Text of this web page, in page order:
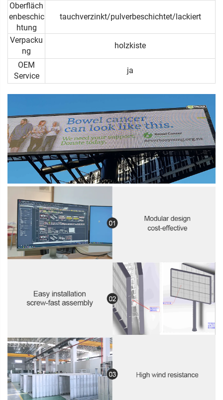
Oberfläch
enbeschic
htung
tauchverzinkt/pulverbeschichtet/lackiert
Verpacku
ng
holzkiste
OEM
Service
ja